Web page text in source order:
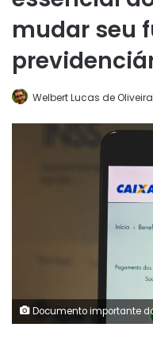
mudar seu
Welbert Lucas de Oliveira
Documento importante